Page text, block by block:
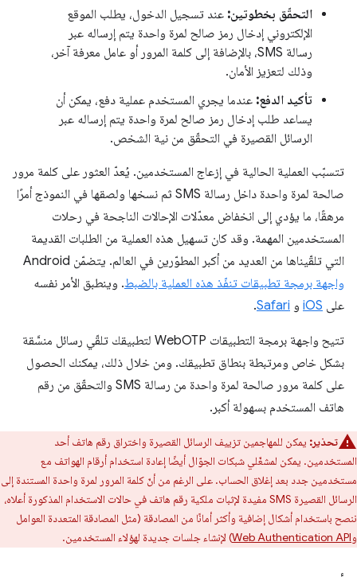
التحقّق بخطوتين: عند تسجيل الدخول، يطلب الموقع
الإلكتروني إدخال رمز صالح لمرة واحدة يتم إرساله عبر
رسالة SMS، بالإضافة إلى كلمة المرور أو عامل معرفة آخر،
وذلك لتعزيز الأمان.
تأكيد الدفع: عندما يجري المستخدم عملية دفع، يمكن أن
يساعد طلب إدخال رمز صالح لمرة واحدة يتم إرساله عبر
الرسائل القصيرة في التحقّق من نية الشخص.
تتسبّب العملية الحالية في إزعاج المستخدمين. يُعدّ العثور على كلمة مرور
صالحة لمرة واحدة داخل رسالة SMS ثم نسخها ولصقها في النموذج أمرًا
مرهقًا، ما يؤدي إلى انخفاض معدّلات الإحالات الناجحة في رحلات
المستخدمين المهمة. وقد كان تسهيل هذه العملية من الطلبات القديمة
التي تلقّيناها من العديد من أكبر المطوّرين في العالم. يتضمّن Android
واجهة برمجة تطبيقات تنفّذ هذه العملية بالضبط. وينطبق الأمر نفسه
على iOS و Safari
.
تتيح واجهة برمجة التطبيقات WebOTP لتطبيقك تلقّي رسائل منسَّقة
بشكل خاص ومرتبطة بنطاق تطبيقك. ومن خلال ذلك، يمكنك الحصول
على كلمة مرور صالحة لمرة واحدة من رسالة SMS والتحقّق من رقم
هاتف المستخدم بسهولة أكبر.
تحذير: يمكن للمهاجمين تزييف الرسائل القصيرة واختراق رقم هاتف أحد
المستخدمين. يمكن لمشغّلي شبكات الجوّال أيضًا إعادة استخدام أرقام الهواتف مع
مستخدمين جدد بعد إغلاق الحساب. على الرغم من أنّ كلمة المرور لمرة واحدة المستندة إلى
الرسائل القصيرة SMS مفيدة لإثبات ملكية رقم هاتف في حالات الاستخدام المذكورة أعلاه،
ننصح باستخدام أشكال إضافية وأكثر أمانًا من المصادقة (مثل المصادقة المتعددة العوامل
وWeb Authentication API) لإنشاء جلسات جديدة لهؤلاء المستخدمين.